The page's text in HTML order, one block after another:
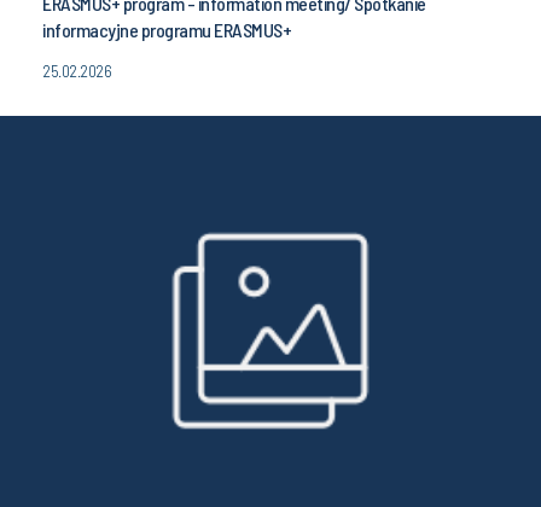
informacyjne programu ERASMUS+
25.02.2026